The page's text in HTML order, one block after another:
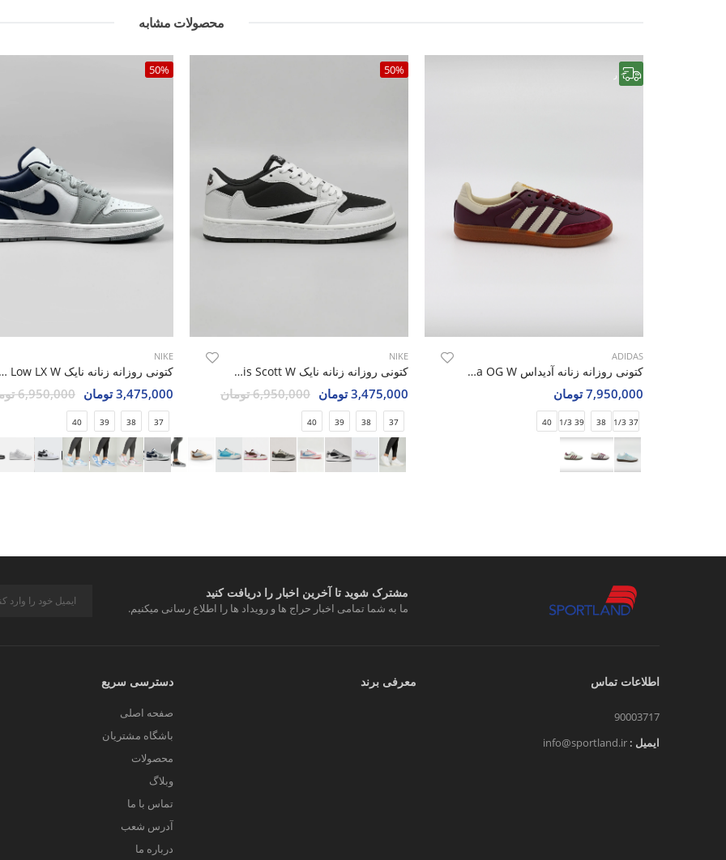
محصولات مشابه
رایگان
ADIDAS
کتونی روزانه زنانه آدیداس Adidas Samba OG W
7,950,000 تومان
37 1/3
38
39 1/3
40
50%
NIKE
کتونی روزانه زنانه نایک Nike Jordan 1 Low Travis Scott W
3,475,000 تومان 6,950,000 تومان
37
38
39
40
50%
NIKE
کتونی روزانه زنانه نایک Nike Air Jordan 1 Low LX W
3,475,000 تومان 6,950,000 تومان
37
38
39
40
مشترک شوید تا آخرین اخبار را دریافت کنید
ما به شما تمامی اخبار حراج ها و رویداد ها را اطلاع رسانی میکنیم.
اطلاعات تماس
90003717
ایمیل : info@sportland.ir
معرفی برند دسترسی سریع
صفحه اصلی
باشگاه مشتریان
محصولات
وبلاگ
تماس با ما
آدرس شعب
درباره ما